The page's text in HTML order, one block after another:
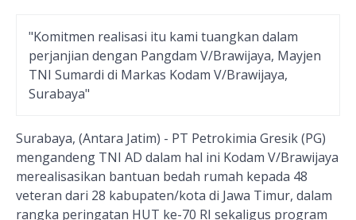
"Komitmen realisasi itu kami tuangkan dalam
perjanjian dengan Pangdam V/Brawijaya, Mayjen
TNI Sumardi di Markas Kodam V/Brawijaya,
Surabaya"
Surabaya, (Antara Jatim) - PT Petrokimia Gresik (PG)
mengandeng TNI AD dalam hal ini Kodam V/Brawijaya
merealisasikan bantuan bedah rumah kepada 48
veteran dari 28 kabupaten/kota di Jawa Timur, dalam
rangka peringatan HUT ke-70 RI sekaligus program